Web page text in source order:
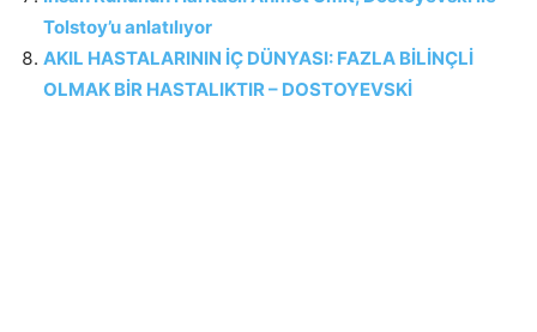
Tolstoy’u anlatılıyor
AKIL HASTALARININ İÇ DÜNYASI: FAZLA BİLİNÇLİ
OLMAK BİR HASTALIKTIR – DOSTOYEVSKİ